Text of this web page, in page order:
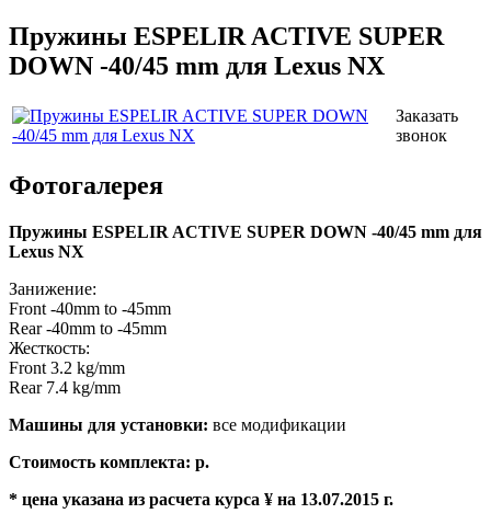
Пружины ESPELIR ACTIVE SUPER
DOWN -40/45 mm для Lexus NX
Заказать
звонок
Фотогалерея
Пружины ESPELIR ACTIVE SUPER DOWN -40/45 mm для
Lexus NX
Занижение:
Front -40mm to -45mm
Rear -40mm to -45mm
Жесткость:
Front 3.2 kg/mm
Rear 7.4 kg/mm
Машины для установки: все модификации
Стоимость комплекта: р.
* цена указана из расчета курса ¥ на 13.07.2015 г.